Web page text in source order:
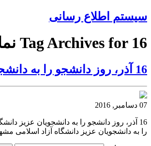
سیستم اطلاع رسانی
Tag Archives for 16 نماییم
16 آذر، روز دانشجو را به دانشجویان عزیز دانشگاه آزاد اسلامی مشهد تبریک عرض می نماییم
07 دسامبر, 2016
را به دانشجویان عزیز دانشگاه آزاد اسلامی